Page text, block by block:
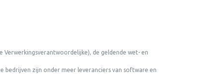
Verwerkingsverantwoordelijke), de geldende wet- en
bedrijven zijn onder meer leveranciers van software en